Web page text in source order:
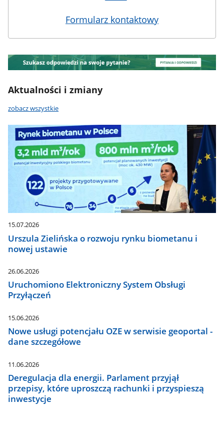
Formularz kontaktowy
Baner
Szukasz
na
swoje
pytanie?
Aktualności i zmiany
zobacz wszystkie
15.07.2026
Urszula Zielińska o rozwoju rynku biometanu i
nowej ustawie
26.06.2026
Uruchomiono Elektroniczny System Obsługi
Przyłączeń
15.06.2026
Nowe usługi potencjału OZE w serwisie geoportal -
dane szczegółowe
11.06.2026
Deregulacja dla energii. Parlament przyjął
przepisy, które uproszczą rachunki i przyspieszą
inwestycje